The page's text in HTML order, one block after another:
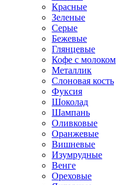
Красные
Зеленые
Серые
Бежевые
Глянцевые
Кофе с молоком
Металлик
Слоновая кость
Фуксия
Шоколад
Шампань
Оливковые
Оранжевые
Вишневые
Изумрудные
Венге
Ореховые